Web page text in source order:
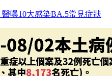
曝10大感染BA.5常見症狀